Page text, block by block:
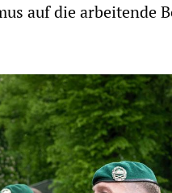
auf die arbeitende